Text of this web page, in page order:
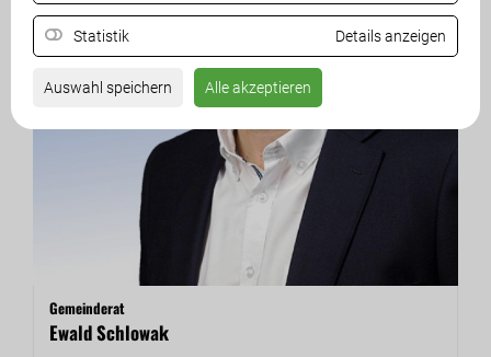
Statistik Details anzeigen
Auswahl speichern Alle akzeptieren
Gemeinderat
Ewald Schlowak